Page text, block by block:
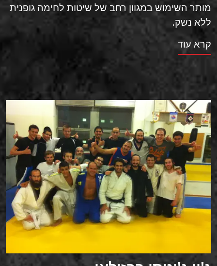
מותר השימוש במגוון רחב של שיטות לחימה גופנית
ללא נשק.
קרא עוד